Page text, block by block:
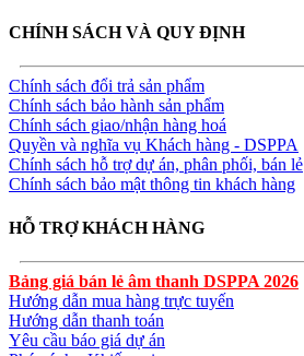
CHÍNH SÁCH VÀ QUY ĐỊNH
Chính sách đổi trả sản phẩm
Chính sách bảo hành sản phẩm
Chính sách giao/nhận hàng hoá
Quyền và nghĩa vụ Khách hàng - DSPPA
Chính sách hỗ trợ dự án, phân phối, bán lẻ
Chính sách bảo mật thông tin khách hàng
HỖ TRỢ KHÁCH HÀNG
Bảng giá bán lẻ âm thanh DSPPA 2026
Hướng dẫn mua hàng trực tuyến
Hướng dẫn thanh toán
Yêu cầu báo giá dự án